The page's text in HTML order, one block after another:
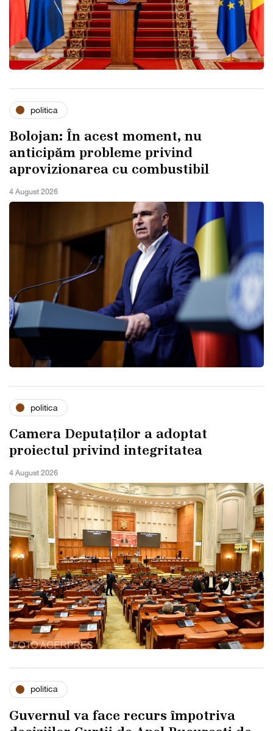
politica
Bolojan: În acest moment, nu
anticipăm probleme privind
aprovizionarea cu combustibil
4 August 2026
politica
Camera Deputaților a adoptat
proiectul privind integritatea
4 August 2026
politica
Guvernul va face recurs împotriva